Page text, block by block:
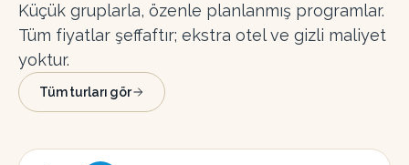
Küçük gruplarla, özenle planlanmış programlar.
Tüm fiyatlar şeffaftır; ekstra otel ve gizli maliyet
yoktur.
Tüm turları gör